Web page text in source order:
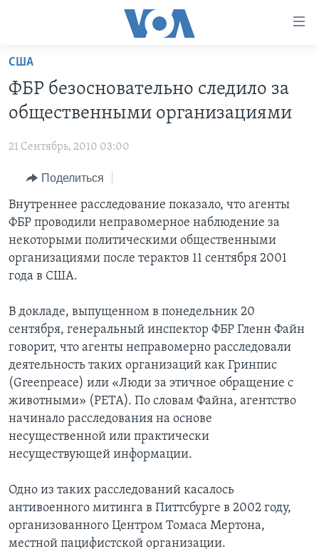
Перейти
основной
контент
навигации
Перейти
поиск
ГЛАВНОЕ
ПРОГРАММЫ
НОВОСТИ ЗА МИНУТУ
ИТОГИ
ПОЧЕМУ ЭТО ВАЖНО?
ДИСКУССИЯ VOA
ДЕТАЛИ
НЬЮ-ЙОРК NEW YORK
АМЕРИКА. БОЛЬШОЕ ПУТЕШЕСТВИЕ
УЧИМ АНГЛИЙСКИЙ
НАША АМЕРИКАНСКАЯ ИСТОРИЯ
А КАК В АМЕРИКЕ?
АРТЕФАКТЫ
АМЕРИКАНСКИЕ ГОРОДКИ
ТЕСТЫ
ЭКСПЕРТИЗА
ИНТЕРВЬЮ
ФАКТЫ ПРОТИВ ФЕЙКОВ
ЗА СВОБОДУ ПРЕССЫ
УЧИМ АНГЛИЙСКИЙ
ВИДЕО
ПОДПИСКА НА НОВОСТИ
Learning English
СОЦИАЛЬНЫЕ СЕТИ
Языки
США
ФБР безосновательно следило за
общественными организациями
21 Сентябрь, 2010 03:00
Поделиться
Внутреннее расследование показало, что агенты
ФБР проводили неправомерное наблюдение за
некоторыми политическими общественными
организациями после терактов 11 сентября 2001
года в США.
В докладе, выпущенном в понедельник 20
сентября, генеральный инспектор ФБР Гленн Файн
говорит, что агенты неправомерно расследовали
деятельность таких организаций как Гринпис
(Greenpeace) или «Люди за этичное обращение с
животными» (PETA). По словам Файна, агентство
начинало расследования на основе
несущественной или практически
несуществующей информации.
Одно из таких расследований касалось
антивоенного митинга в Питтсбурге в 2002 году,
организованного Центром Томаса Мертона,
местной пацифистской организации.